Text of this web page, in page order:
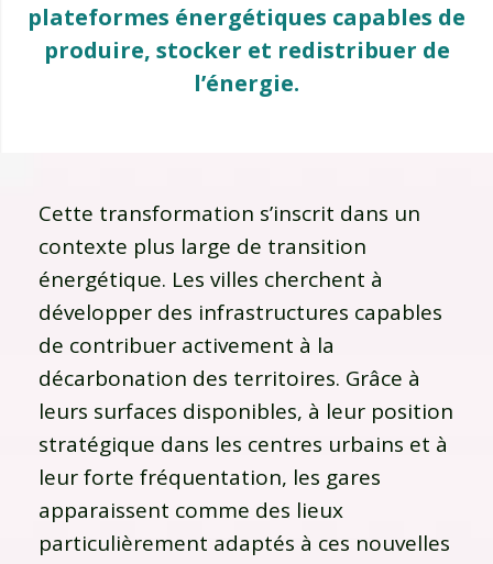
plateformes énergétiques capables de
produire, stocker et redistribuer de
l’énergie.
Cette transformation s’inscrit dans un
contexte plus large de transition
énergétique. Les villes cherchent à
développer des infrastructures capables
de contribuer activement à la
décarbonation des territoires. Grâce à
leurs surfaces disponibles, à leur position
stratégique dans les centres urbains et à
leur forte fréquentation, les gares
apparaissent comme des lieux
particulièrement adaptés à ces nouvelles